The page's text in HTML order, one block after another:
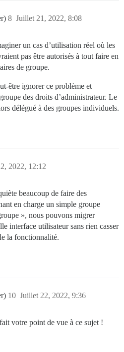
Juillet 21, 2022, 8:08
8
un cas d’utilisation réel où les
pas être autorisés à tout faire en
de groupe.
être ignorer ce problème et
des droits d’administrateur. Le
délégué à des groupes individuels.
2022, 12:12
beaucoup de faire des
en charge un simple groupe
», nous pouvons migrer
interface utilisateur sans rien casser
la fonctionnalité.
Juillet 22, 2022, 9:36
10
votre point de vue à ce sujet !